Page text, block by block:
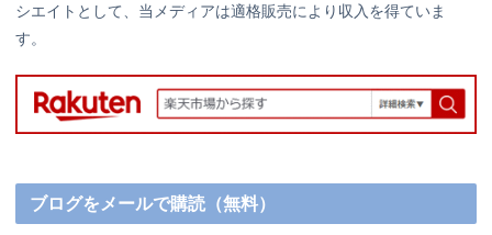
シエイトとして、当メディアは適格販売により収入を得ていま
す。
ブログをメールで購読（無料）